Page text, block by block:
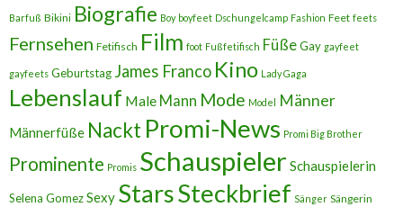
Barfuß Bikini Biografie Boy boyfeet Dschungelcamp Fashion Feet feets
Fernsehen Fetifisch Film foot Fußfetifisch FüßeGay gayfeet
gayfeets Geburtstag James Franco Kino Lady Gaga
Lebenslauf Male Mann Mode Model Männer
Männerfüße Nackt Promi-News Promi Big Brother
Prominente Promis Schauspieler Schauspielerin
Selena GomezSexy StarsSteckbrief Sänger Sängerin